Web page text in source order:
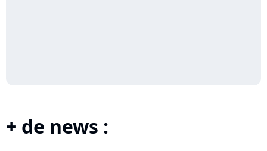
+ de news :